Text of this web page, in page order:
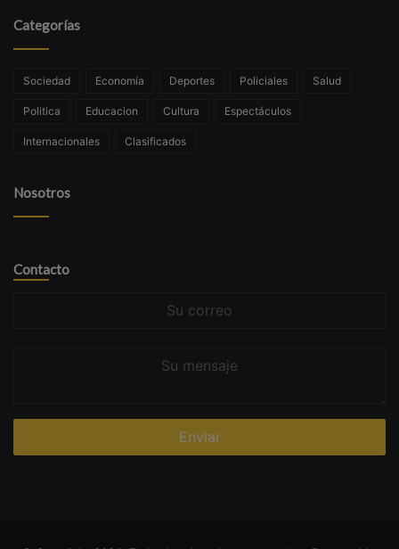
Categorías
Sociedad Economía Deportes Policiales Salud
Politica Educacion Cultura Espectáculos
Internacionales Clasificados
Nosotros
Contacto